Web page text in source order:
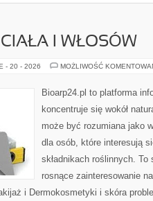
I WŁOSÓW
- 20 - 2026 MOŻLIWOŚĆ
Bioarp24.pl to platforma
koncentruje się wokół
może być rozumiana jako
dla osób, które interesują
składnikach roślinnych.
rosnące zainteresowanie
i Dermokosmetyki i skóra